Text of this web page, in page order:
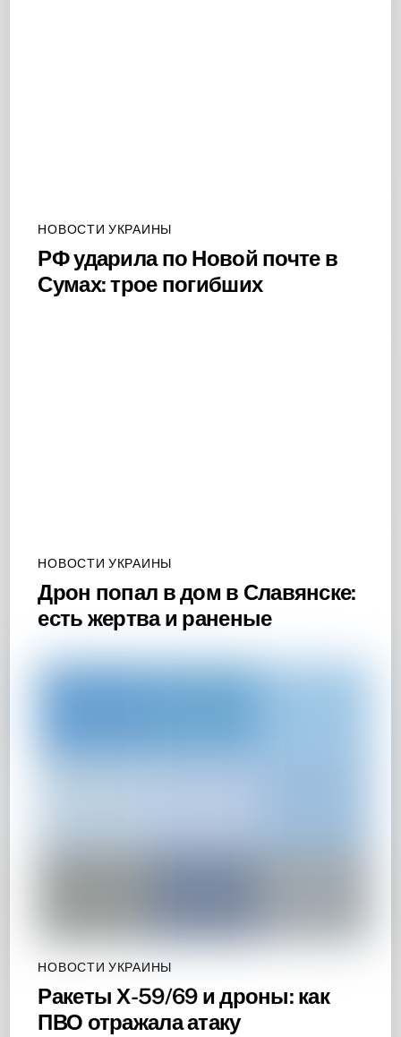
НОВОСТИ УКРАИНЫ
РФ ударила по Новой почте в
Сумах: трое погибших
НОВОСТИ УКРАИНЫ
Дрон попал в дом в Славянске:
есть жертва и раненые
НОВОСТИ УКРАИНЫ
Ракеты Х-59/69 и дроны: как
ПВО отражала атаку